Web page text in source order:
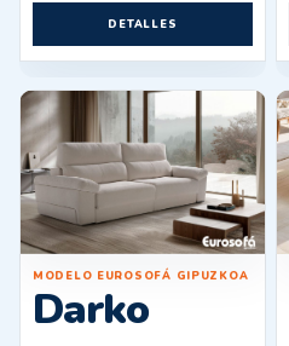
DETALLES
MODELO EUROSOFÁ GIPUZKOA
Darko